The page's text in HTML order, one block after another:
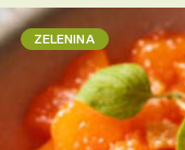
ZELENINA